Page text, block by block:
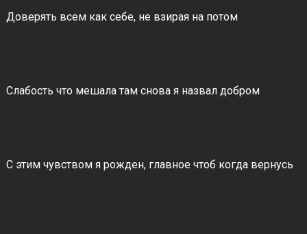
Доверять всем как себе, не взирая на потом
Слабость что мешала там снова я назвал добром
С этим чувством я рожден, главное чтоб когда вернусь